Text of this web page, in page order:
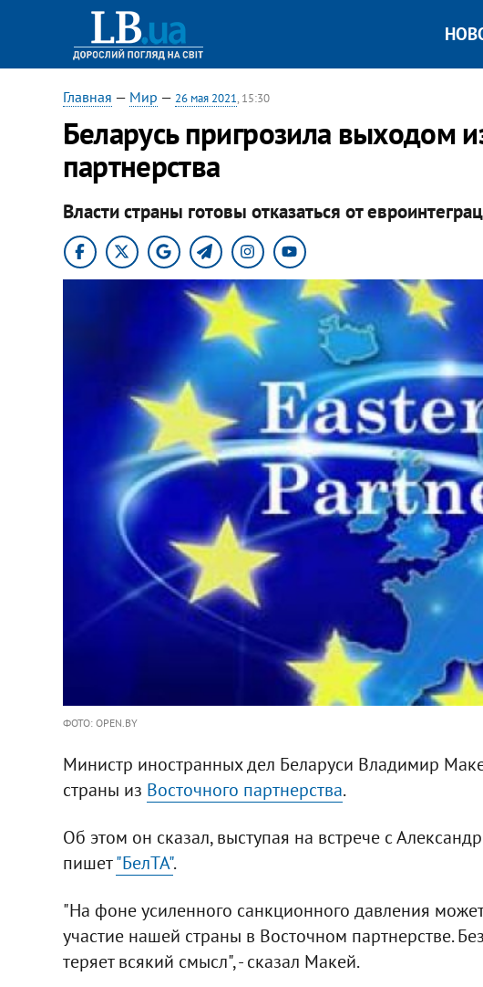
Главная — Мир — 26 мая 2021, 15:30
Беларусь пригрозила выходом
партнерства
Власти страны готовы отказаться от
ФОТО: OPEN.BY
Министр иностранных дел Беларуси Владимир
страны из Восточного партнерства.
Об этом он сказал, выступая на встрече с
пишет"БелТА".
"На фоне усиленного санкционного давления
участие нашей страны в Восточном партнерстве.
теряет всякий смысл", - сказал Макей.